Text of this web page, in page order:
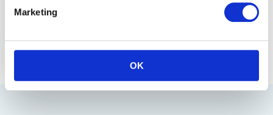
Marketing
OK
€ 2,95